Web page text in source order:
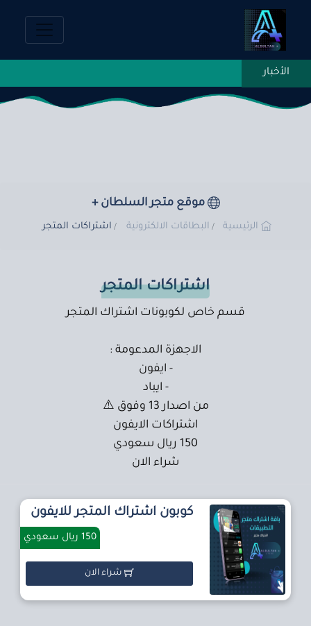
موقع متجر السلطان +
الرئيسية البطاقات الالكترونية اشتراكات المتجر
اشتراكات المتجر
قسم خاص لكوبونات اشتراك المتجر
الاجهزة المدعومة :
- ايفون
- ايباد
من اصدار 13 وفوق ⚠️
اشتراكات الايفون
150 ريال سعودي
شراء الان
كوبون اشتراك المتجر للايفون
شراء الان
150 ريال سعودي